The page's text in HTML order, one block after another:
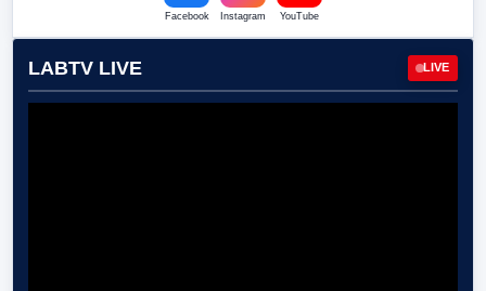
Facebook Instagram YouTube
LABTV LIVE LIVE